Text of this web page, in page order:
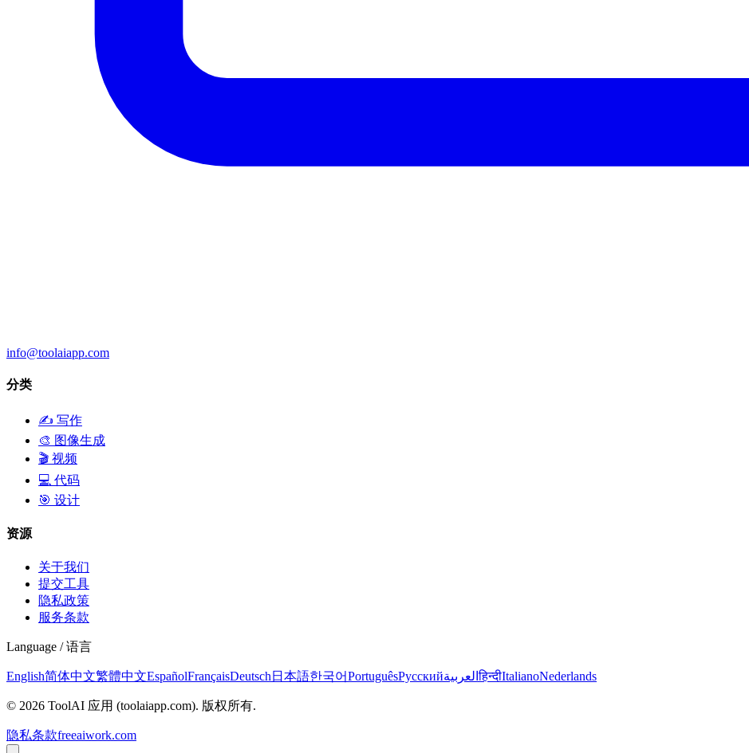
info@toolaiapp.com
分类
✍️ 写作
🎨 图像生成
🎬 视频
💻 代码
🎯 设计
资源
关于我们
提交工具
隐私政策
服务条款
Language / 语言
English简体中文繁體中文EspañolFrançaisDeutsch 日本語한국어PortuguêsРусскийالعربيةहिन्दीItalianoNederlands
© 2026 ToolAI 应用 (toolaiapp.com). 版权所有.
隐私条款freeaiwork.com